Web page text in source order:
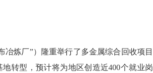
冶炼厂”）隆重举行了多金属综合回收项目
转型，预计将为地区创造近400个就业岗